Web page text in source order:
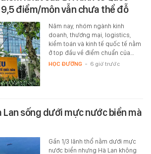
điểm/môn vẫn chưa thể đỗ
Năm nay, nhóm ngành kinh
doanh, thương mại, logistics,
kiểm toán và kinh tế quốc tế nằm
ở top đầu về điểm chuẩn của…
HỌC ĐƯỜNG - 6 giờ trước
Lan sống dưới mực nước biển mà
Gần 1/3 lãnh thổ nằm dưới mực
nước biển nhưng Hà Lan không